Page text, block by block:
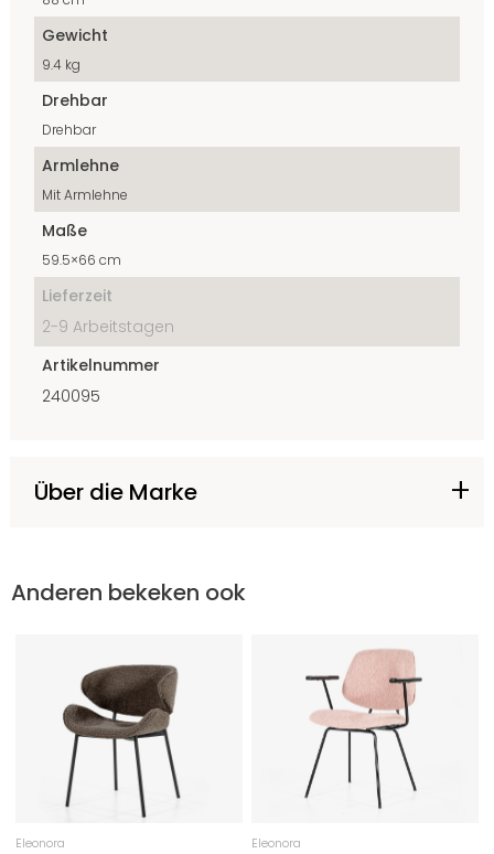
Gewicht
9.4 kg
Drehbar
Drehbar
Armlehne
Mit Armlehne
Maße
59.5×66 cm
Lieferzeit
2-9 Arbeitstagen
Artikelnummer
240095
Über die Marke
Anderen bekeken ook
Eleonora Eleonora